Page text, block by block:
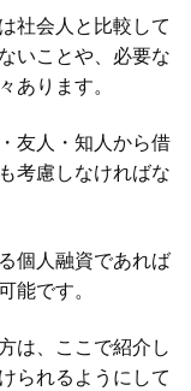
社会人と比較して
いことや、必要な
あります。
友人・知人から借
考慮しなければな
個人融資であれば
能です。
は、ここで紹介し
られるようにして